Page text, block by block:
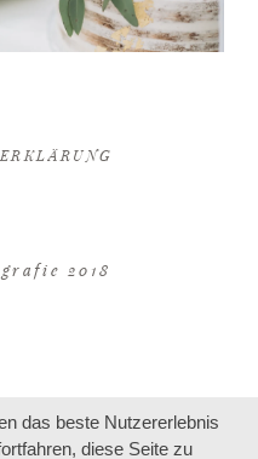
2018
das beste Nutzererlebnis
diese Seite zu